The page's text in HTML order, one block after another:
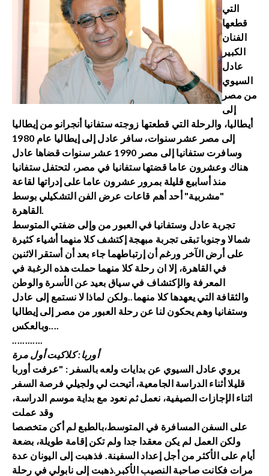
التي
قطعها
الفنان
الكبير
عادل
السيوي
من مصر
إلى
أيطاليا، والرحلة التي قطعتها زوجته ستفانيا أنجرانو من إيطاليا
إلى مصر عشر سنوات، سافر عادل إلى إيطاليا عام 1980
وسافرت ستفانيا إلى مصر 1990 عشر سنوات قضاها عادل
هناك وعشرون عاما قضتها ستفانيا في مصر، لتحتفل ستفانيا
منذ أسابيع قليلة بمرور عشرون عاما على إدراتها لقاعة
"مشربية" أحد أهم قاعات عرض الفن التشكيلي بوسط
القاهرة.
تجربة عادل وستفانيا في العبور من وإلى ضفتي المتوسط
شمالا وجنوبا تبقى تجربة مبهجة إكتشف كلا منهما أشياء كثيرة
على أرض الآخر ورغم أن إرتباطهما جاء بعد أن أستقر الاثنين
في القاهرة، إلا ان رحلة كلا منهما حملت هذه الرغبة في
المعرفة والإكتشاف في سياق بعيد عن الأسرة والوطن
والثقافة التي يعهدها كلا منهما..ولكن لماذا لا نستمع إلى عادل
وستفانيا وهم يحكون لنا عن رحلة العبور من مصر إلى إيطاليا
وبالعكس....
............
أوربا: كلاكيت أول مرة
يروي عادل السيوي عن بدايات ولعه بالسفر : "عرفت أوربا
قليلا أثناء الدراسة الجامعية، أتيحت لي ولجيلي فرصة السفر
اثناء الإجازات الصيفية، نعمل ثم نعود مع بداية موسم الدراسة،
وقد عملت
على السفن المسافرة في المتوسط،بالطبع لم أكن متخصصا
ولكن العمل لم يكن معقدا جدا ولم تكن إقامة طويلة، بضعة
أيام على الأكثر من أجل إعداد السفينة. فذهبت إلى اليونان عدة
مرات فكانت صاحبة النصيب الأكبر.ذهبت إلى نابولي في رحلة